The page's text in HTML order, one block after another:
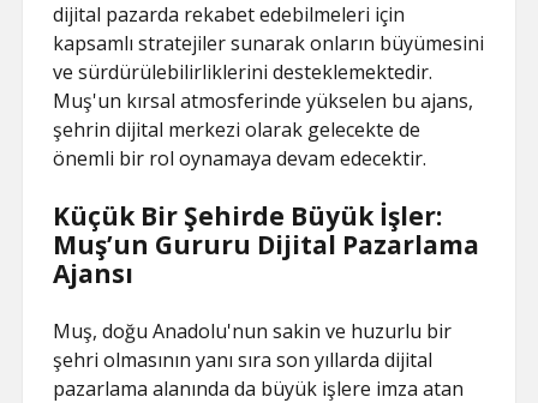
dijital pazarda rekabet edebilmeleri için
kapsamlı stratejiler sunarak onların büyümesini
ve sürdürülebilirliklerini desteklemektedir.
Muş'un kırsal atmosferinde yükselen bu ajans,
şehrin dijital merkezi olarak gelecekte de
önemli bir rol oynamaya devam edecektir.
Küçük Bir Şehirde Büyük İşler:
Muş’un Gururu Dijital Pazarlama
Ajansı
Muş, doğu Anadolu'nun sakin ve huzurlu bir
şehri olmasının yanı sıra son yıllarda dijital
pazarlama alanında da büyük işlere imza atan